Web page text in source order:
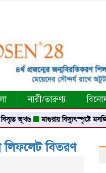
নারী/তারুণ্য
মাগুরায় বিদ্যুৎস্পৃষ্টে মসজিদের
লিফলেট বিতরণ